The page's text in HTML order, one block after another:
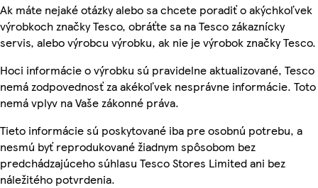
Ak máte nejaké otázky alebo sa chcete poradiť o akýchkoľvek
výrobkoch značky Tesco, obráťte sa na Tesco zákaznícky
servis, alebo výrobcu výrobku, ak nie je výrobok značky Tesco.
Hoci informácie o výrobku sú pravidelne aktualizované, Tesco
nemá zodpovednosť za akékoľvek nesprávne informácie. Toto
nemá vplyv na Vaše zákonné práva.
Tieto informácie sú poskytované iba pre osobnú potrebu, a
nesmú byť reprodukované žiadnym spôsobom bez
predchádzajúceho súhlasu Tesco Stores Limited ani bez
náležitého potvrdenia.